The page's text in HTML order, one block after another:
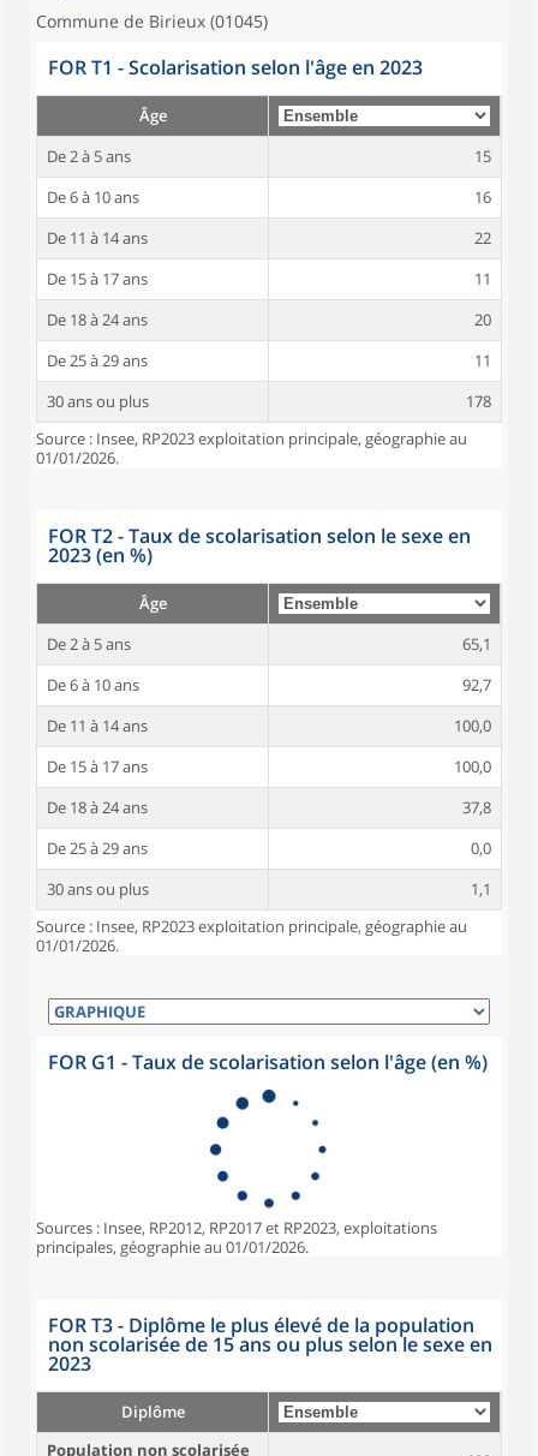
Commune de Birieux (01045)
FOR T1 - Scolarisation selon l'âge en 2023
Âge
De 2 à 5 ans
15
De 6 à 10 ans
16
De 11 à 14 ans
22
De 15 à 17 ans
11
De 18 à 24 ans
20
De 25 à 29 ans
11
30 ans ou plus
178
Source : Insee, RP2023 exploitation principale, géographie au
01/01/2026.
FOR T2 - Taux de scolarisation selon le sexe en
2023 (en %)
Âge
De 2 à 5 ans
65,1
De 6 à 10 ans
92,7
De 11 à 14 ans
100,0
De 15 à 17 ans
100,0
De 18 à 24 ans
37,8
De 25 à 29 ans
0,0
30 ans ou plus
1,1
Source : Insee, RP2023 exploitation principale, géographie au
01/01/2026.
FOR G1 - Taux de scolarisation selon l'âge (en %)
Sources : Insee, RP2012, RP2017 et RP2023, exploitations
principales, géographie au 01/01/2026.
FOR T3 - Diplôme le plus élevé de la population
non scolarisée de 15 ans ou plus selon le sexe en
2023
Diplôme
Population non scolarisée